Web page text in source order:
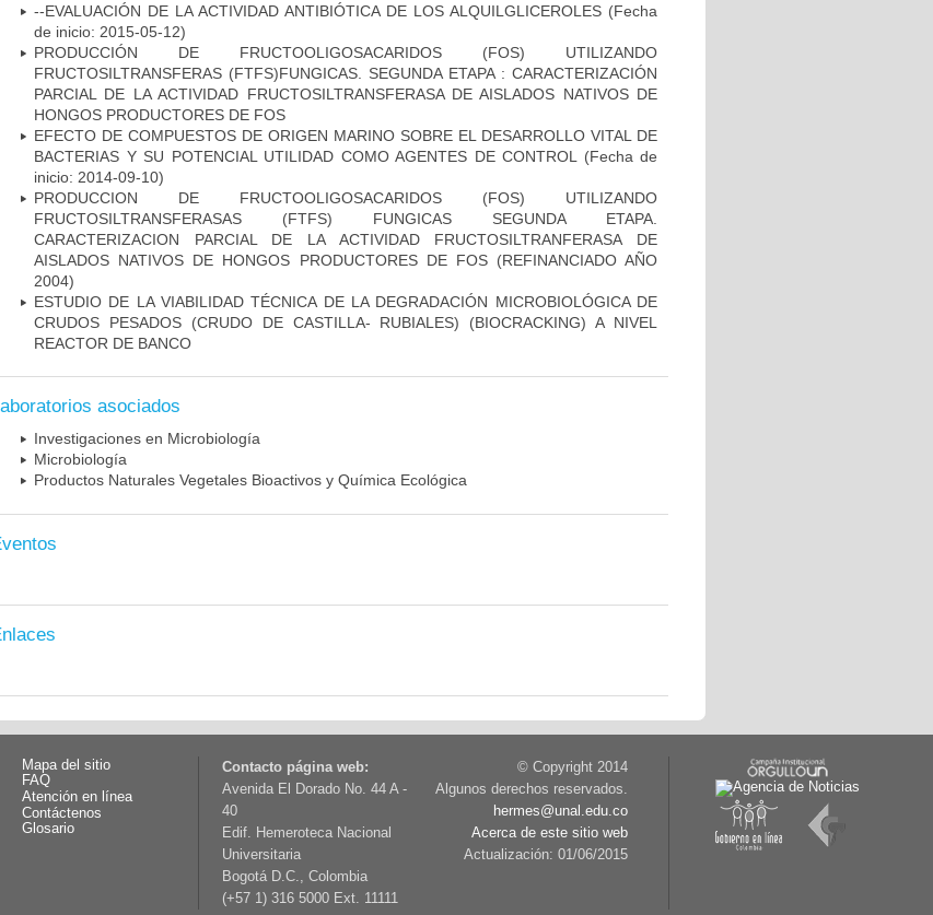
--EVALUACIÓN DE LA ACTIVIDAD ANTIBIÓTICA DE LOS ALQUILGLICEROLES (Fecha
de inicio: 2015-05-12)
PRODUCCIÓN DE FRUCTOOLIGOSACARIDOS (FOS) UTILIZANDO
FRUCTOSILTRANSFERAS (FTFS)FUNGICAS. SEGUNDA ETAPA : CARACTERIZACIÓN
PARCIAL DE LA ACTIVIDAD FRUCTOSILTRANSFERASA DE AISLADOS NATIVOS DE
HONGOS PRODUCTORES DE FOS
EFECTO DE COMPUESTOS DE ORIGEN MARINO SOBRE EL DESARROLLO VITAL DE
BACTERIAS Y SU POTENCIAL UTILIDAD COMO AGENTES DE CONTROL
(Fecha de
inicio: 2014-09-10)
PRODUCCION DE FRUCTOOLIGOSACARIDOS (FOS) UTILIZANDO
FRUCTOSILTRANSFERASAS (FTFS) FUNGICAS SEGUNDA ETAPA.
CARACTERIZACION PARCIAL DE LA ACTIVIDAD FRUCTOSILTRANFERASA DE
AISLADOS NATIVOS DE HONGOS PRODUCTORES DE FOS (REFINANCIADO AÑO
2004)
ESTUDIO DE LA VIABILIDAD TÉCNICA DE LA DEGRADACIÓN MICROBIOLÓGICA DE
CRUDOS PESADOS (CRUDO DE CASTILLA- RUBIALES) (BIOCRACKING) A NIVEL
REACTOR DE BANCO
asociados
Investigaciones en Microbiología
Microbiología
Productos Naturales Vegetales Bioactivos y Química Ecológica
Mapa del sitio
FAQ
Atención en línea
Contáctenos
Glosario
Contacto página web:
Avenida El Dorado No. 44 A -
40
Edif. Hemeroteca Nacional
Universitaria
Bogotá D.C., Colombia
(+57 1) 316 5000 Ext. 11111
© Copyright 2014
Algunos derechos reservados.
hermes@unal.edu.co
Acerca de este sitio web
Actualización: 01/06/2015